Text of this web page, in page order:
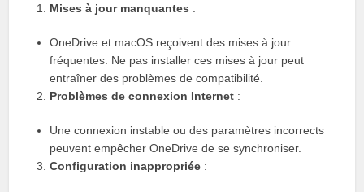
Mises à jour manquantes :
OneDrive et macOS reçoivent des mises à jour
fréquentes. Ne pas installer ces mises à jour peut
entraîner des problèmes de compatibilité.
Problèmes de connexion Internet :
Une connexion instable ou des paramètres incorrects
peuvent empêcher OneDrive de se synchroniser.
Configuration inappropriée :